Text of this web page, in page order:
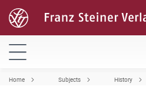
Home Subjects History